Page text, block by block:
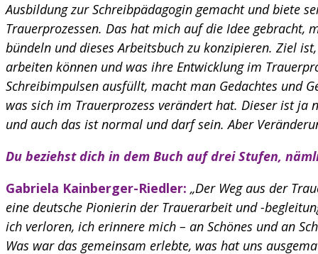
Ausbildung zur Schreibpädagogin gemacht und biete
Trauerprozessen. Das hat mich auf die Idee gebracht,
bündeln und dieses Arbeitsbuch zu konzipieren. Ziel
arbeiten können und was ihre Entwicklung im
Schreibimpulsen ausfüllt, macht man Gedachtes und
was sich im Trauerprozess verändert hat. Dieser ist
und auch das ist normal und darf sein. Aber
Du beziehst dich in dem Buch auf drei Stufen,
Gabriela Kainberger-Riedler: „Der Weg aus der
eine deutsche Pionierin der Trauerarbeit und -
ich verloren, ich erinnere mich – an Schönes und an
Was war das gemeinsam erlebte, was hat uns